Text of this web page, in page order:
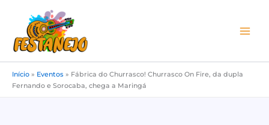
conteúdo
Início » Eventos » Fábrica do Churrasco! Churrasco On Fire, da dupla
Fernando e Sorocaba, chega a Maringá